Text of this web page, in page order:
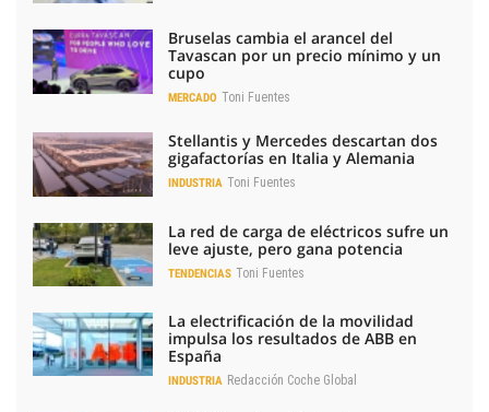
Bruselas cambia el arancel del
Tavascan por un precio mínimo y un
cupo
MERCADO Toni Fuentes
Stellantis y Mercedes descartan dos
gigafactorías en Italia y Alemania
INDUSTRIA Toni Fuentes
La red de carga de eléctricos sufre un
leve ajuste, pero gana potencia
TENDENCIAS Toni Fuentes
La electrificación de la movilidad
impulsa los resultados de ABB en
España
INDUSTRIA Redacción Coche Global